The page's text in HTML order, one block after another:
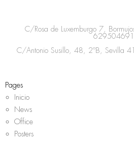
a
g
r
b
o
o
t
r
C/Rosa de Luxemburgo 7,
629504691
C/Antonio Susillo, 48, 2ºB, Sevilla
Pages
Inicio
News
Office
Posters